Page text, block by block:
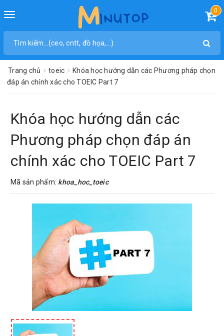
Toggle
0
Trang chủ toeic
Khóa học hướng dẫn các Phương pháp chọn
đáp án chính xác cho TOEIC Part 7
Khóa học hướng dẫn các
Phương pháp chọn đáp án
chính xác cho TOEIC Part 7
Mã sản phẩm: khoa_hoc_toeic